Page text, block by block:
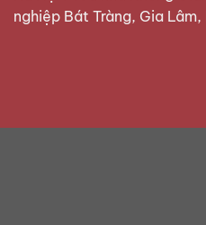
nghiệp Bát Tràng, Gia Lâm,